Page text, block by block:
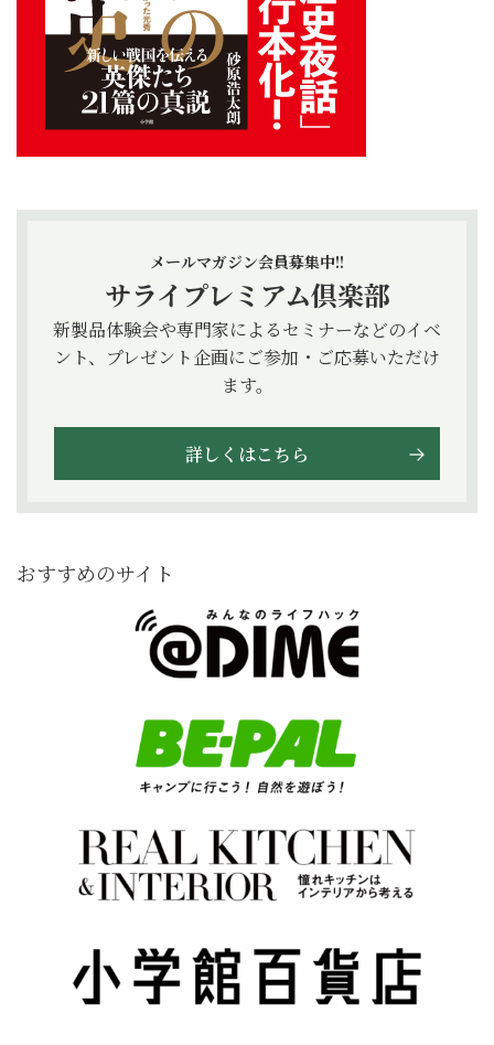
メールマガジン会員募集中!!
サライプレミアム倶楽部
新製品体験会や専門家によるセミナーなどのイベ
ント、プレゼント企画にご参加・ご応募いただけ
ます。
詳しくはこちら
おすすめのサイト